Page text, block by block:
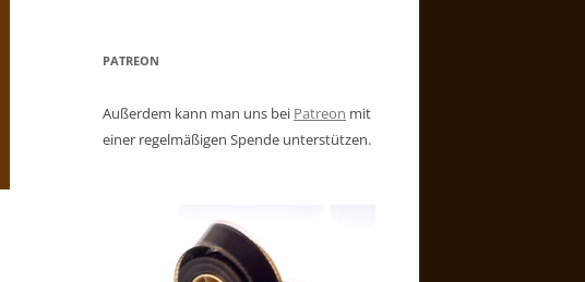
PATREON
Außerdem kann man uns bei Patreon mit
einer regelmäßigen Spende unterstützen.